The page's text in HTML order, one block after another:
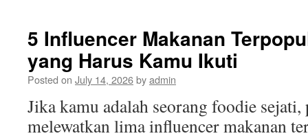
5 Influencer Makanan
yang Harus Kamu Ikuti
Posted on July 14, 2026byadmin
Jika kamu adalah seorang foodie
melewatkan lima influencer makanan